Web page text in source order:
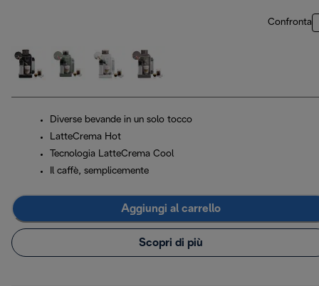
Confronta
Diverse bevande in un solo tocco
LatteCrema Hot
Tecnologia LatteCrema Cool
Il caffè, semplicemente
Aggiungi al carrello
Scopri di più